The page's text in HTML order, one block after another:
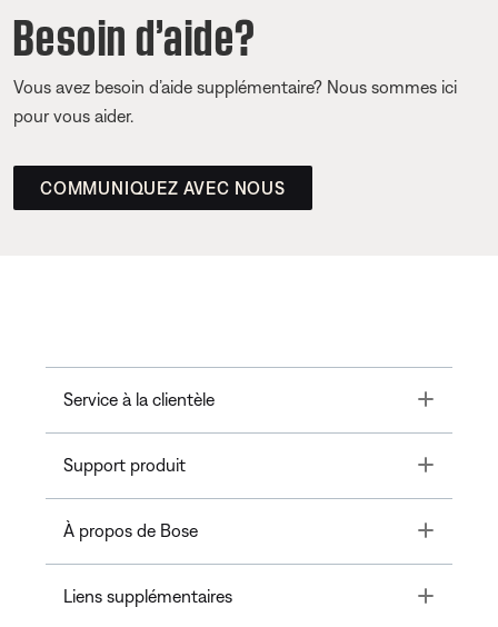
Besoin d’aide?
Vous avez besoin d’aide supplémentaire? Nous sommes ici
pour vous aider.
COMMUNIQUEZ AVEC NOUS
Service à la clientèle Toggle
Support produit Toggle
À propos de Bose Toggle
Liens supplémentaires Toggle